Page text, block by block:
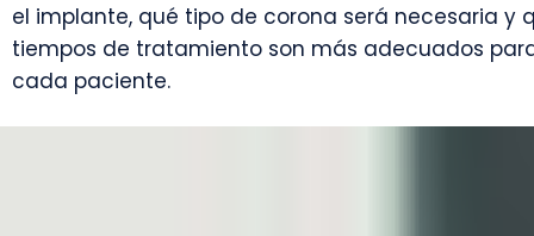
el implante, qué tipo de corona será necesaria y
tiempos de tratamiento son más adecuados
cada paciente.